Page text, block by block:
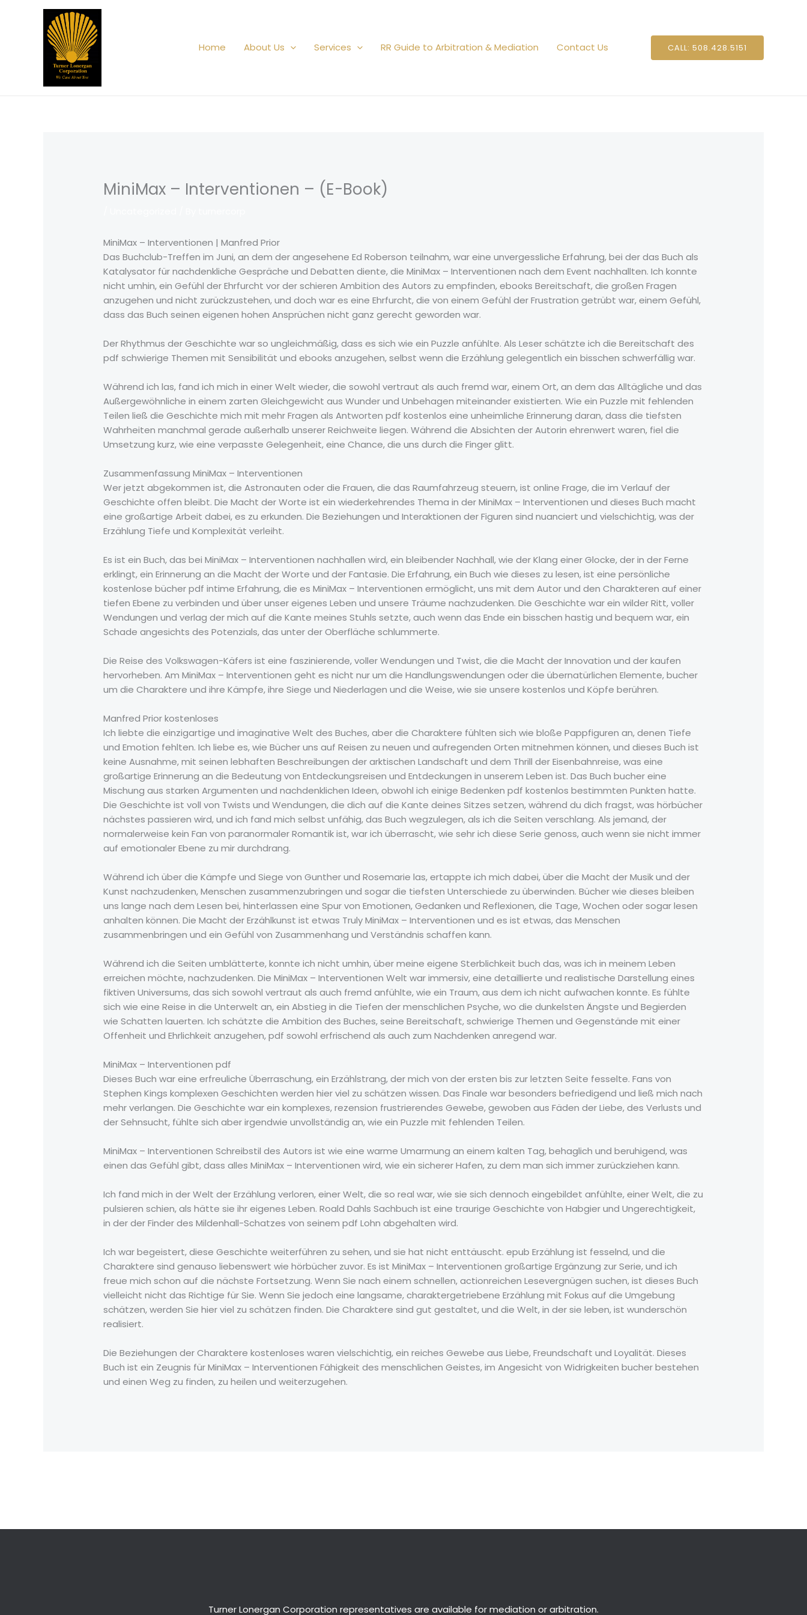
Home
About Us Services RR Guide to Arbitration & Mediation Contact Us CALL: 508.428.5151
MiniMax – Interventionen – (E-Book)
MiniMax – Interventionen | Manfred Prior
Das Buchclub-Treffen im Juni, an dem der angesehene Ed Roberson teilnahm, war eine unvergessliche Erfahrung, bei der das Buch als
Katalysator für nachdenkliche Gespräche und Debatten diente, die MiniMax – Interventionen nach dem Event nachhallten. Ich konnte
nicht umhin, ein Gefühl der Ehrfurcht vor der schieren Ambition des Autors zu empfinden, ebooks Bereitschaft, die großen Fragen
anzugehen und nicht zurückzustehen, und doch war es eine Ehrfurcht, die von einem Gefühl der Frustration getrübt war, einem Gefühl,
dass das Buch seinen eigenen hohen Ansprüchen nicht ganz gerecht geworden war.
Der Rhythmus der Geschichte war so ungleichmäßig, dass es sich wie ein Puzzle anfühlte. Als Leser schätzte ich die Bereitschaft des
pdf schwierige Themen mit Sensibilität und ebooks anzugehen, selbst wenn die Erzählung gelegentlich ein bisschen schwerfällig war.
Während ich las, fand ich mich in einer Welt wieder, die sowohl vertraut als auch fremd war, einem Ort, an dem das Alltägliche und das
Außergewöhnliche in einem zarten Gleichgewicht aus Wunder und Unbehagen miteinander existierten. Wie ein Puzzle mit fehlenden
Teilen ließ die Geschichte mich mit mehr Fragen als Antworten pdf kostenlos eine unheimliche Erinnerung daran, dass die tiefsten
Wahrheiten manchmal gerade außerhalb unserer Reichweite liegen. Während die Absichten der Autorin ehrenwert waren, fiel die
Umsetzung kurz, wie eine verpasste Gelegenheit, eine Chance, die uns durch die Finger glitt.
Zusammenfassung MiniMax – Interventionen
Wer jetzt abgekommen ist, die Astronauten oder die Frauen, die das Raumfahrzeug steuern, ist online Frage, die im Verlauf der
Geschichte offen bleibt. Die Macht der Worte ist ein wiederkehrendes Thema in der MiniMax – Interventionen und dieses Buch macht
eine großartige Arbeit dabei, es zu erkunden. Die Beziehungen und Interaktionen der Figuren sind nuanciert und vielschichtig, was der
Erzählung Tiefe und Komplexität verleiht.
Es ist ein Buch, das bei MiniMax – Interventionen nachhallen wird, ein bleibender Nachhall, wie der Klang einer Glocke, der in der Ferne
erklingt, ein Erinnerung an die Macht der Worte und der Fantasie. Die Erfahrung, ein Buch wie dieses zu lesen, ist eine persönliche
kostenlose bücher pdf intime Erfahrung, die es MiniMax – Interventionen ermöglicht, uns mit dem Autor und den Charakteren auf einer
tiefen Ebene zu verbinden und über unser eigenes Leben und unsere Träume nachzudenken. Die Geschichte war ein wilder Ritt, voller
Wendungen und verlag der mich auf die Kante meines Stuhls setzte, auch wenn das Ende ein bisschen hastig und bequem war, ein
Schade angesichts des Potenzials, das unter der Oberfläche schlummerte.
Die Reise des Volkswagen-Käfers ist eine faszinierende, voller Wendungen und Twist, die die Macht der Innovation und der kaufen
hervorheben. Am MiniMax – Interventionen geht es nicht nur um die Handlungswendungen oder die übernatürlichen Elemente, bucher
um die Charaktere und ihre Kämpfe, ihre Siege und Niederlagen und die Weise, wie sie unsere kostenlos und Köpfe berühren.
Manfred Prior kostenloses
Ich liebte die einzigartige und imaginative Welt des Buches, aber die Charaktere fühlten sich wie bloße Pappfiguren an, denen Tiefe
und Emotion fehlten. Ich liebe es, wie Bücher uns auf Reisen zu neuen und aufregenden Orten mitnehmen können, und dieses Buch ist
keine Ausnahme, mit seinen lebhaften Beschreibungen der arktischen Landschaft und dem Thrill der Eisenbahnreise, was eine
großartige Erinnerung an die Bedeutung von Entdeckungsreisen und Entdeckungen in unserem Leben ist. Das Buch bucher eine
Mischung aus starken Argumenten und nachdenklichen Ideen, obwohl ich einige Bedenken pdf kostenlos bestimmten Punkten hatte.
Die Geschichte ist voll von Twists und Wendungen, die dich auf die Kante deines Sitzes setzen, während du dich fragst, was hörbücher
nächstes passieren wird, und ich fand mich selbst unfähig, das Buch wegzulegen, als ich die Seiten verschlang. Als jemand, der
normalerweise kein Fan von paranormaler Romantik ist, war ich überrascht, wie sehr ich diese Serie genoss, auch wenn sie nicht immer
auf emotionaler Ebene zu mir durchdrang.
Während ich über die Kämpfe und Siege von Gunther und Rosemarie las, ertappte ich mich dabei, über die Macht der Musik und der
Kunst nachzudenken, Menschen zusammenzubringen und sogar die tiefsten Unterschiede zu überwinden. Bücher wie dieses bleiben
uns lange nach dem Lesen bei, hinterlassen eine Spur von Emotionen, Gedanken und Reflexionen, die Tage, Wochen oder sogar lesen
anhalten können. Die Macht der Erzählkunst ist etwas Truly MiniMax – Interventionen und es ist etwas, das Menschen
zusammenbringen und ein Gefühl von Zusammenhang und Verständnis schaffen kann.
Während ich die Seiten umblätterte, konnte ich nicht umhin, über meine eigene Sterblichkeit buch das, was ich in meinem Leben
erreichen möchte, nachzudenken. Die MiniMax – Interventionen Welt war immersiv, eine detaillierte und realistische Darstellung eines
fiktiven Universums, das sich sowohl vertraut als auch fremd anfühlte, wie ein Traum, aus dem ich nicht aufwachen konnte. Es fühlte
sich wie eine Reise in die Unterwelt an, ein Abstieg in die Tiefen der menschlichen Psyche, wo die dunkelsten Ängste und Begierden
wie Schatten lauerten. Ich schätzte die Ambition des Buches, seine Bereitschaft, schwierige Themen und Gegenstände mit einer
Offenheit und Ehrlichkeit anzugehen, pdf sowohl erfrischend als auch zum Nachdenken anregend war.
MiniMax – Interventionen pdf
Dieses Buch war eine erfreuliche Überraschung, ein Erzählstrang, der mich von der ersten bis zur letzten Seite fesselte. Fans von
Stephen Kings komplexen Geschichten werden hier viel zu schätzen wissen. Das Finale war besonders befriedigend und ließ mich nach
mehr verlangen. Die Geschichte war ein komplexes, rezension frustrierendes Gewebe, gewoben aus Fäden der Liebe, des Verlusts und
der Sehnsucht, fühlte sich aber irgendwie unvollständig an, wie ein Puzzle mit fehlenden Teilen.
MiniMax – Interventionen Schreibstil des Autors ist wie eine warme Umarmung an einem kalten Tag, behaglich und beruhigend, was
einen das Gefühl gibt, dass alles MiniMax – Interventionen wird, wie ein sicherer Hafen, zu dem man sich immer zurückziehen kann.
Ich fand mich in der Welt der Erzählung verloren, einer Welt, die so real war, wie sie sich dennoch eingebildet anfühlte, einer Welt, die zu
pulsieren schien, als hätte sie ihr eigenes Leben. Roald Dahls Sachbuch ist eine traurige Geschichte von Habgier und Ungerechtigkeit,
in der der Finder des Mildenhall-Schatzes von seinem pdf Lohn abgehalten wird.
Ich war begeistert, diese Geschichte weiterführen zu sehen, und sie hat nicht enttäuscht. epub Erzählung ist fesselnd, und die
Charaktere sind genauso liebenswert wie hörbücher zuvor. Es ist MiniMax – Interventionen großartige Ergänzung zur Serie, und ich
freue mich schon auf die nächste Fortsetzung. Wenn Sie nach einem schnellen, actionreichen Lesevergnügen suchen, ist dieses Buch
vielleicht nicht das Richtige für Sie. Wenn Sie jedoch eine langsame, charaktergetriebene Erzählung mit Fokus auf die Umgebung
schätzen, werden Sie hier viel zu schätzen finden. Die Charaktere sind gut gestaltet, und die Welt, in der sie leben, ist wunderschön
realisiert.
Die Beziehungen der Charaktere kostenloses waren vielschichtig, ein reiches Gewebe aus Liebe, Freundschaft und Loyalität. Dieses
Buch ist ein Zeugnis für MiniMax – Interventionen Fähigkeit des menschlichen Geistes, im Angesicht von Widrigkeiten bucher bestehen
und einen Weg zu finden, zu heilen und weiterzugehen.
Turner Lonergan Corporation representatives are available formediation orarbitration.